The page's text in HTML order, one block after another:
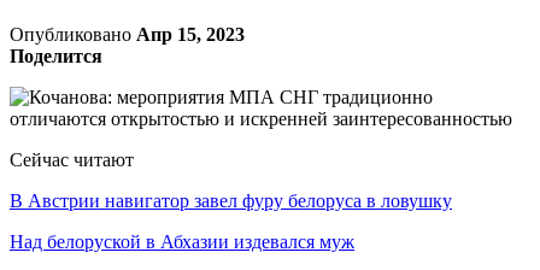
Опубликовано Апр 15, 2023
Поделится
Сейчас читают
В Австрии навигатор завел фуру белоруса в ловушку
Над белоруской в Абхазии издевался муж